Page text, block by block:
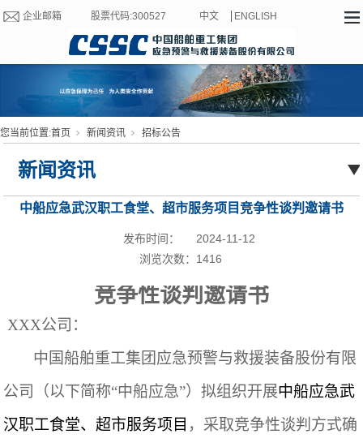
企业邮箱 股票代码:300527 中文 ENGLISH
您当前位置:首页 新闻资讯 招标公告
新闻资讯
中船应急武汉职工食堂、超市服务项目竞争性谈判邀请书
（HZJT-24010）
2024-11-12
发布时间：
浏览次数： 1416
竞争性谈判邀请书
XXX公司：
中国船舶重工集团应急预警与救援装备股份有限
公司（以下简称“中船应急”）拟组织开展中船应急武
汉职工食堂、超市服务项目 ，采取竞争性谈判方式确